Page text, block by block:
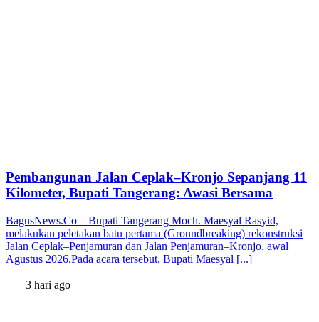
Pembangunan Jalan Ceplak–Kronjo Sepanjang 11
Kilometer, Bupati Tangerang: Awasi Bersama
BagusNews.Co – Bupati Tangerang Moch. Maesyal Rasyid,
melakukan peletakan batu pertama (Groundbreaking) rekonstruksi
Jalan Ceplak–Penjamuran dan Jalan Penjamuran–Kronjo, awal
Agustus 2026.Pada acara tersebut, Bupati Maesyal [...]
3 hari ago